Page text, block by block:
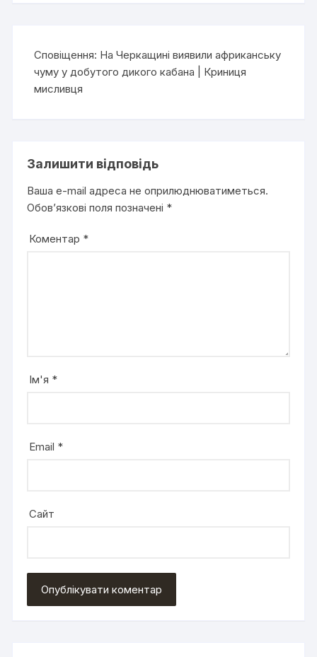
Сповіщення: На Черкащині виявили африканську
чуму у добутого дикого кабана | Криниця
мисливця
Залишити відповідь
Ваша e-mail адреса не оприлюднюватиметься.
Обов’язкові поля позначені *
Коментар *
Ім'я *
Email *
Сайт